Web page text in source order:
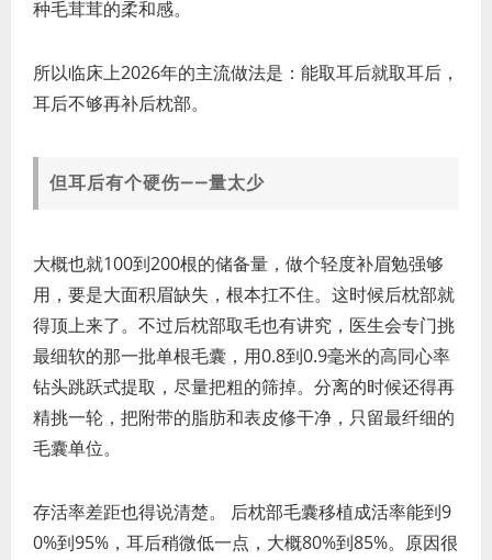
种毛茸茸的柔和感。
所以临床上2026年的主流做法是：能取耳后就取耳后，
耳后不够再补后枕部。
但耳后有个硬伤——量太少
大概也就100到200根的储备量，做个轻度补眉勉强够
用，要是大面积眉缺失，根本扛不住。这时候后枕部就
得顶上来了。不过后枕部取毛也有讲究，医生会专门挑
最细软的那一批单根毛囊，用0.8到0.9毫米的高同心率
钻头跳跃式提取，尽量把粗的筛掉。分离的时候还得再
精挑一轮，把附带的脂肪和表皮修干净，只留最纤细的
毛囊单位。
存活率差距也得说清楚。 后枕部毛囊移植成活率能到9
0%到95%，耳后稍微低一点，大概80%到85%。原因很